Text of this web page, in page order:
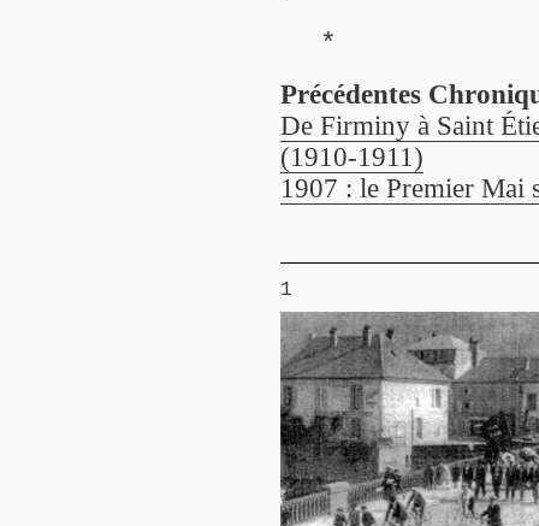
*
Précédentes
De Firminy à Saint
(1910-1911)
1907 : le Premier Mai
1